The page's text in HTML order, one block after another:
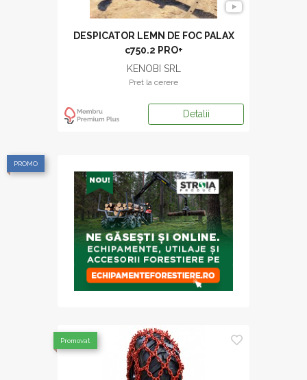
DESPICATOR LEMN DE FOC PALAX
c750.2 PRO+
KENOBI SRL
Pret la cerere
Detalii
PROMO
Promovat